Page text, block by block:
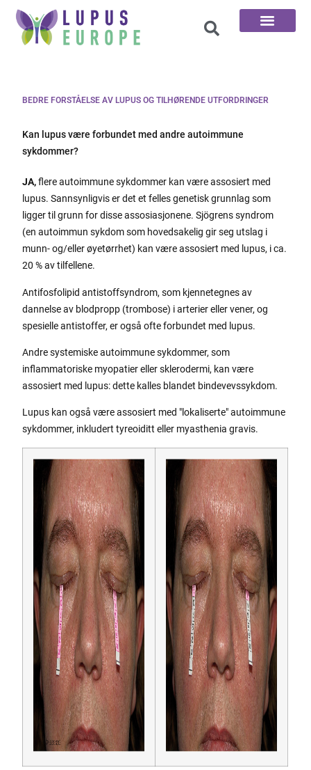
BEDRE FORSTÅELSE AV LUPUS OG TILHØRENDE UTFORDRINGER
Kan lupus være forbundet med andre autoimmune
sykdommer?
JA,flere autoimmune sykdommer kan være assosiert med
lupus. Sannsynligvis er det et felles genetisk grunnlag som
ligger til grunn for disse assosiasjonene. Sjögrens syndrom
(en autoimmun sykdom som hovedsakelig gir seg utslag i
munn- og/eller øyetørrhet) kan være assosiert med lupus, i ca.
20 % av tilfellene.
Antifosfolipid antistoffsyndrom, som kjennetegnes av
dannelse av blodpropp (trombose) i arterier eller vener, og
spesielle antistoffer, er også ofte forbundet med lupus.
Andre systemiske autoimmune sykdommer, som
inflammatoriske myopatier eller sklerodermi, kan være
assosiert med lupus: dette kalles blandet bindevevssykdom.
Lupus kan også være assosiert med "lokaliserte" autoimmune
sykdommer, inkludert tyreoiditt eller myasthenia gravis.